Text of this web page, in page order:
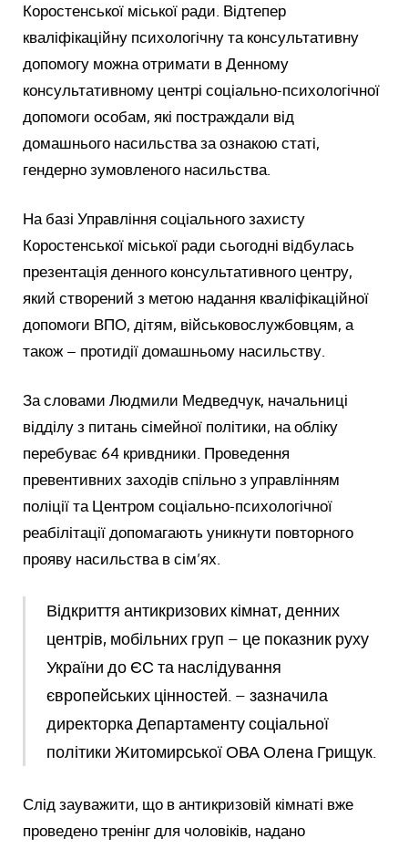
Коростенської міської ради. Відтепер
кваліфікаційну психологічну та консультативну
допомогу можна отримати в Денному
консультативному центрі соціально-психологічної
допомоги особам, які постраждали від
домашнього насильства за ознакою статі,
гендерно зумовленого насильства.
На базі Управління соціального захисту
Коростенської міської ради сьогодні відбулась
презентація денного консультативного центру,
який створений з метою надання кваліфікаційної
допомоги ВПО, дітям, військовослужбовцям, а
також – протидії домашньому насильству.
За словами Людмили Медведчук, начальниці
відділу з питань сімейної політики, на обліку
перебуває 64 кривдники. Проведення
превентивних заходів спільно з управлінням
поліції та Центром соціально-психологічної
реабілітації допомагають уникнути повторного
прояву насильства в сім’ях.
Відкриття антикризових кімнат, денних
центрів, мобільних груп – це показник руху
України до ЄС та наслідування
європейських цінностей. – зазначила
директорка Департаменту соціальної
політики Житомирської ОВА Олена Грищук.
Слід зауважити, що в антикризовій кімнаті вже
проведено тренінг для чоловіків, надано